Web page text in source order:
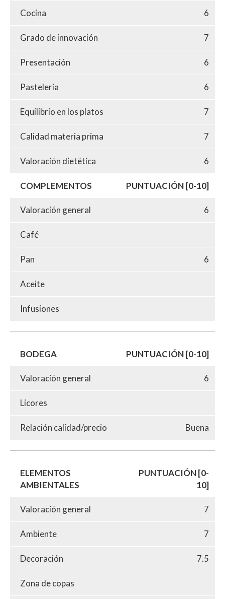
Cocina 6
Grado de innovación 7
Presentación 6
Pastelería 6
Equilibrio en los platos 7
Calidad materia prima 7
Valoración dietética 6
COMPLEMENTOS PUNTUACIÓN [0-10]
Valoración general 6
Café
Pan 6
Aceite
Infusiones
BODEGA PUNTUACIÓN [0-10]
Valoración general 6
Licores
Relación calidad/precio Buena
ELEMENTOS
AMBIENTALES
PUNTUACIÓN [0-
10]
Valoración general 7
Ambiente 7
Decoración 7.5
Zona de copas